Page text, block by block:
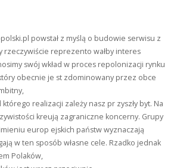
powstał z myślą o budowie serwisu z
rzeczywiście reprezento wałby interes
swój wkład w proces repolonizacji rynku
obecnie je st zdominowany przez obce
realizacji zależy nasz pr zyszły byt. Na
kreują zagraniczne koncerny. Grupy
europ ejskich państw wyznaczają
w ten sposób własne cele. Rzadko jednak
Polaków,